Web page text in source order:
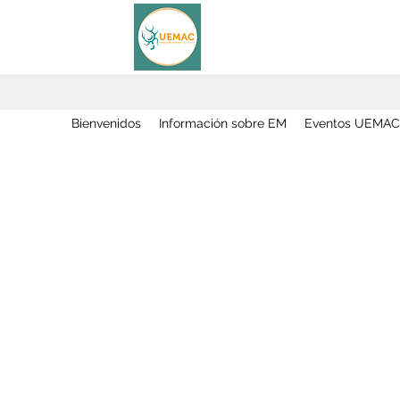
Bienvenidos Información sobre EM Eventos UEMAC